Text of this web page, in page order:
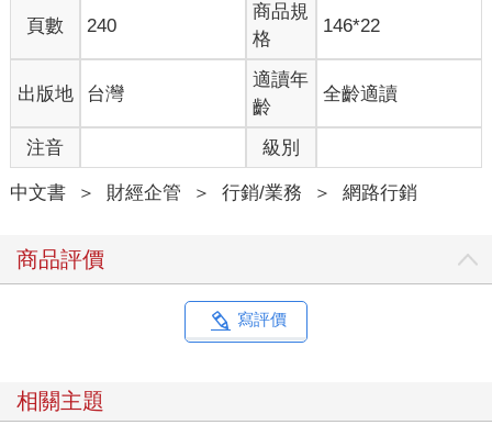
頁數 240
商品規
格
146*22
出版地 台灣
適讀年
齡
全齡適讀
注音 級別
中文書 ＞ 財經企管 ＞ 行銷/業務 ＞ 網路行銷
商品評價
寫評價
相關主題